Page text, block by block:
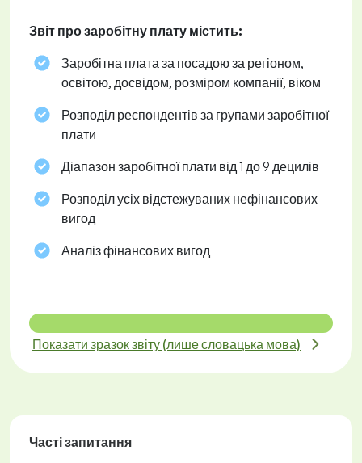
Звіт про заробітну плату містить:
Заробітна плата за посадою за регіоном,
освітою, досвідом, розміром компанії, віком
Розподіл респондентів за групами заробітної
плати
Діапазон заробітної плати від 1 до 9 децилів
Розподіл усіх відстежуваних нефінансових
вигод
Аналіз фінансових вигод
Показати зразок звіту (лише словацька мова)
Часті запитання